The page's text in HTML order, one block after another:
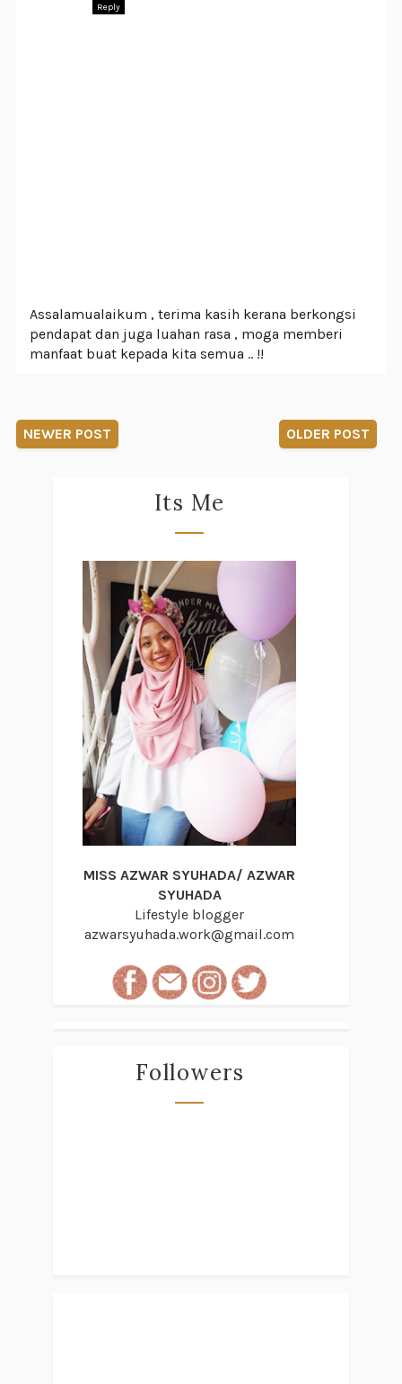
Reply
Assalamualaikum , terima kasih kerana berkongsi
pendapat dan juga luahan rasa , moga memberi
manfaat buat kepada kita semua .. !!
NEWER POST OLDER POST
Its Me
MISS AZWAR SYUHADA/ AZWAR
SYUHADA
Lifestyle blogger
azwarsyuhada.work@gmail.com
Followers